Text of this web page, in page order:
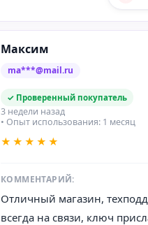
Максим
ma***@mail.ru
✓ Проверенный покупатель
3 недели назад
• Опыт использования: 1 месяц
★★★★★
КОММЕНТАРИЙ:
Отличный магазин,
всегда на связи, ключ